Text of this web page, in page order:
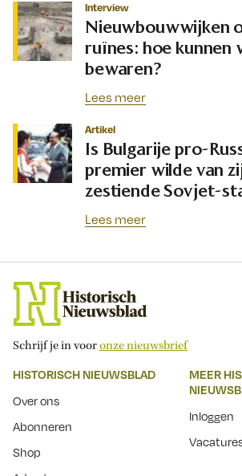
Interview
Nieuwbouwwijken
ruïnes: hoe kunnen
bewaren?
Lees meer
Artikel
Is Bulgarije pro-
premier wilde van
zestiende Sovjet-
Lees meer
Schrijf je in vooronze nieuwsbrief
HISTORISCH NIEUWSBLAD
Over ons
Abonneren
Shop
MEER
Inloggen